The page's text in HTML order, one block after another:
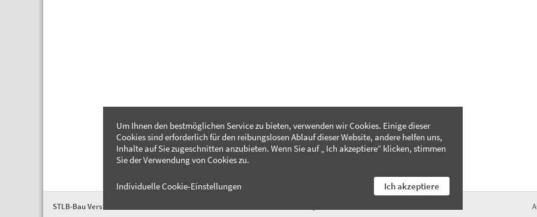
STLB-Bau Version 2026-04
Um Ihnen den bestmöglichen Service zu bieten, verwenden wir Cookies. Einige dieser
Cookies sind erforderlich für den reibungslosen Ablauf dieser Website, andere helfen uns,
Inhalte auf Sie zugeschnitten anzubieten. Wenn Sie auf „ Ich akzeptiere“ klicken, stimmen
Sie der Verwendung von Cookies zu.
Individuelle Cookie-Einstellungen Ich akzeptiere